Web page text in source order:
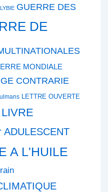
GUERRE DES
DE
MONDIALE
CONTRARIE
LETTRE OUVERTE
LIVRE
ADULESCENT
A L'HUILE